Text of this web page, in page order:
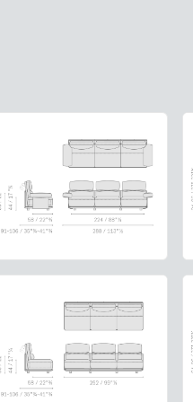
техники
удалённости объекта и
на всех этапах маршрута.
дополнительное страхование для